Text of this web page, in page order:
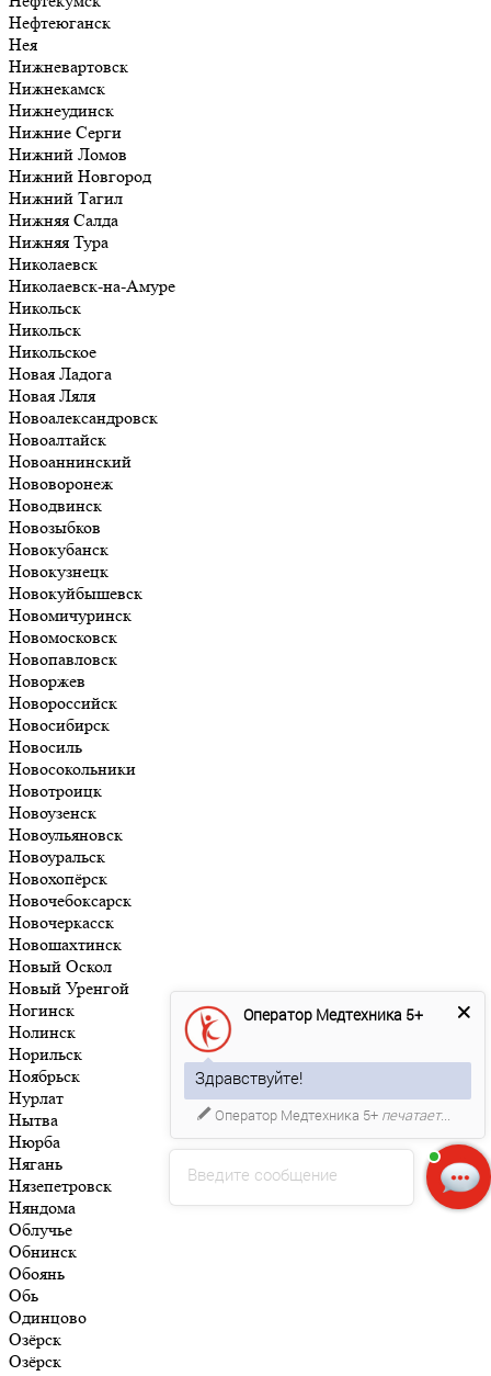
Нефтеюганск
Нея
Нижневартовск
Нижнекамск
Нижнеудинск
Нижние Серги
Нижний Ломов
Нижний Новгород
Нижний Тагил
Нижняя Салда
Нижняя Тура
Николаевск
Николаевск-на-Амуре
Никольск
Никольск
Никольское
Новая Ладога
Новая Ляля
Новоалександровск
Новоалтайск
Новоаннинский
Нововоронеж
Новодвинск
Новозыбков
Новокубанск
Новокузнецк
Новокуйбышевск
Новомичуринск
Новомосковск
Новопавловск
Новоржев
Новороссийск
Новосибирск
Новосиль
Новосокольники
Новотроицк
Новоузенск
Новоульяновск
Новоуральск
Новохопёрск
Новочебоксарск
Новочеркасск
Новошахтинск
Новый Оскол
Новый Уренгой
Ногинск
Нолинск
Норильск
Ноябрьск
Нурлат
Нытва
Нюрба
Нягань
Нязепетровск
Няндома
Облучье
Обнинск
Обоянь
Обь
Одинцово
Озёрск
Озёрск
Введите сообщение
Оператор Медтехника 5+
Здравствуйте!
Оператор Медтехника 5+ печатает...